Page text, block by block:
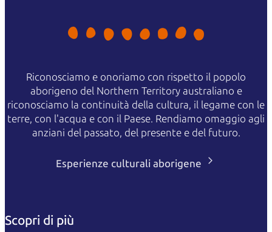
Riconosciamo e onoriamo con rispetto il popolo
aborigeno del Northern Territory australiano e
riconosciamo la continuità della cultura, il legame con le
terre, con l'acqua e con il Paese. Rendiamo omaggio agli
anziani del passato, del presente e del futuro.
Esperienze culturali aborigene
Scopri di più